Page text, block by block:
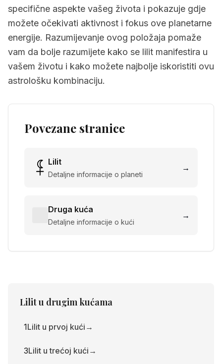
specifične aspekte vašeg života i pokazuje gdje
možete očekivati aktivnost i fokus ove planetarne
energije. Razumijevanje ovog položaja pomaže
vam da bolje razumijete kako se lilit manifestira u
vašem životu i kako možete najbolje iskoristiti ovu
astrološku kombinaciju.
Povezane stranice
Lilit
Detaljne informacije o planeti
→
Druga kuća
Detaljne informacije o kući
→
Lilitu drugim kućama
1Lilit u prvoj kući →
3Lilit u trećoj kući →